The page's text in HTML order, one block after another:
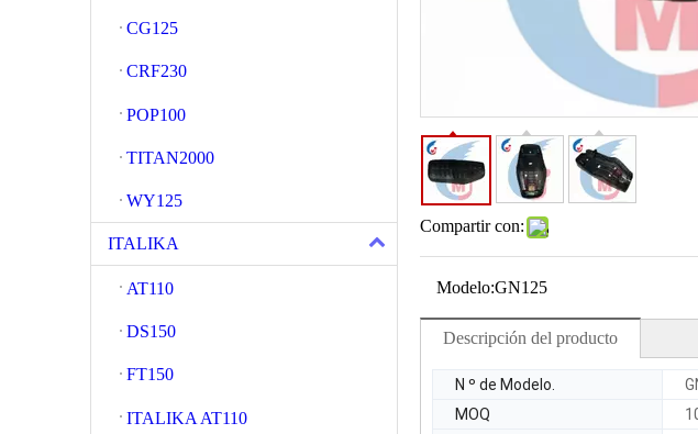
CG125
CRF230
POP100
TITAN2000
WY125
ITALIKA
AT110
DS150
FT150
ITALIKA AT110
Compartir con:
Modelo:GN125
Descripción del producto
N º de Modelo.
MOQ